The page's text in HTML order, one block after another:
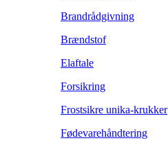
Brandrådgivning
Brændstof
Elaftale
Forsikring
Frostsikre unika-krukker
Fødevarehåndtering